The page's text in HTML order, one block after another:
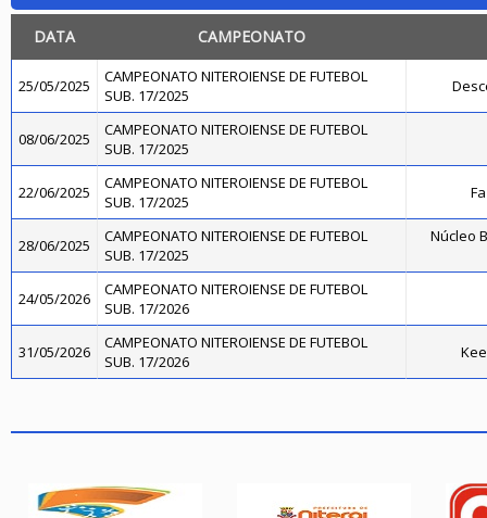
DATA CAMPEONATO
25/05/2025
CAMPEONATO NITEROIENSE DE FUTEBOL
SUB. 17/2025
08/06/2025
CAMPEONATO NITEROIENSE DE FUTEBOL
SUB. 17/2025
22/06/2025
CAMPEONATO NITEROIENSE DE FUTEBOL
SUB. 17/2025
28/06/2025
CAMPEONATO NITEROIENSE DE FUTEBOL
SUB. 17/2025
Núcleo
24/05/2026
CAMPEONATO NITEROIENSE DE FUTEBOL
SUB. 17/2026
31/05/2026
CAMPEONATO NITEROIENSE DE FUTEBOL
SUB. 17/2026